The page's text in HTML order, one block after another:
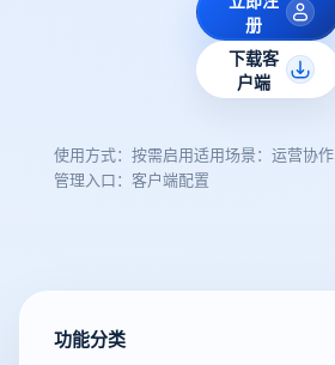
册
下载客
户端
使用方式：按需启用适用场景：运营协作
管理入口：客户端配置
功能分类